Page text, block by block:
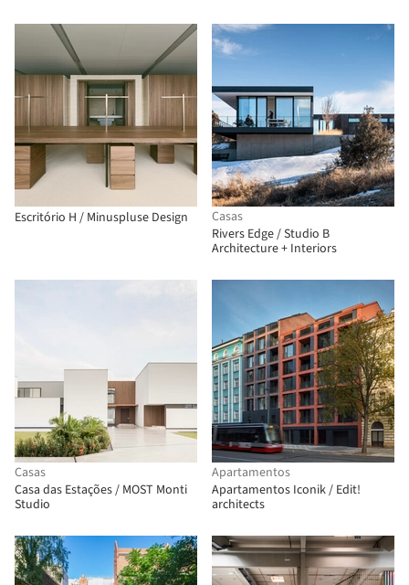
Escritório H / Minuspluse Design
Casas
Rivers Edge / Studio B
Architecture + Interiors
Casas
Casa das Estações / MOST Monti
Studio
Apartamentos
Apartamentos Iconik / Edit!
architects